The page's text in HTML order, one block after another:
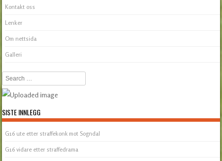
Kontakt oss
Lenker
Om nettsida
Galleri
Search
SISTE INNLEGG
G16 ute etter straffekonk mot Sogndal
G16 vidare etter straffedrama